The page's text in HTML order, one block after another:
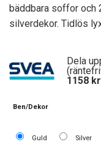
bäddbara soffor och
silverdekor. Tidlös
Dela
1158
Ben/Dekor
Guld Silver